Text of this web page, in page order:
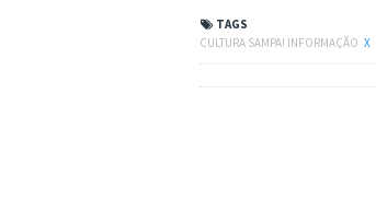
TAGS
CULTURA SAMPA! INFORMAÇÃO X